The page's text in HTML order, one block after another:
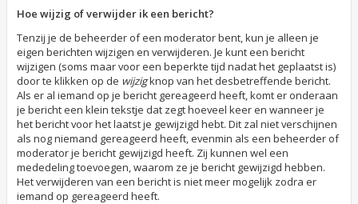
Hoe wijzig of verwijder ik een bericht?
Tenzij je de beheerder of een moderator bent, kun je alleen je
eigen berichten wijzigen en verwijderen. Je kunt een bericht
wijzigen (soms maar voor een beperkte tijd nadat het geplaatst is)
door te klikken op de wijzigknop van het desbetreffende bericht.
Als er al iemand op je bericht gereageerd heeft, komt er onderaan
je bericht een klein tekstje dat zegt hoeveel keer en wanneer je
het bericht voor het laatst je gewijzigd hebt. Dit zal niet verschijnen
als nog niemand gereageerd heeft, evenmin als een beheerder of
moderator je bericht gewijzigd heeft. Zij kunnen wel een
mededeling toevoegen, waarom ze je bericht gewijzigd hebben.
Het verwijderen van een bericht is niet meer mogelijk zodra er
iemand op gereageerd heeft.